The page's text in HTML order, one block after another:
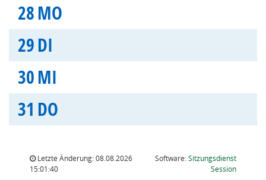
28MO
29DI
30MI
31 DO
Letzte Änderung: 08.08.2026
15:01:40
Software:Sitzungsdienst
Session(Wird in